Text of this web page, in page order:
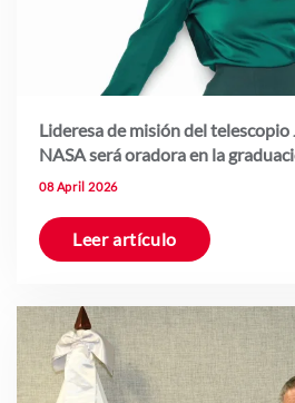
Lideresa de misión del telescopio
NASA será oradora en la
08 April 2026
Leer artículo